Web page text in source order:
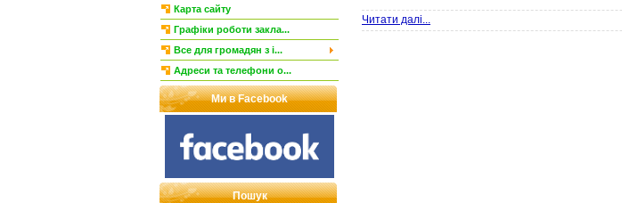
Карта сайту
Графіки роботи закла...
Все для громадян з і...
Адреси та телефони о...
Ми в Facebook
Пошук
Читати далі...